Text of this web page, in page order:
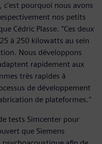
c'est pourquoi nous avons
nos petits
Cédric Plasse. "Ces deux
à 250 kilowatts au sein
Nous développons
rapidement aux
très rapides à
de développement
de plateformes."
tests Simcenter pour
que Siemens